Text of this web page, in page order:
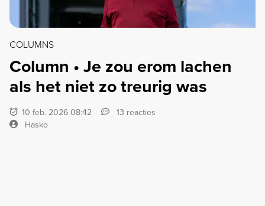
COLUMNS
Column • Je zou erom lachen
als het niet zo treurig was
10 feb. 2026 08:42
13 reacties
Hasko